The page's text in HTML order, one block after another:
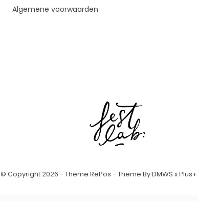
Algemene voorwaarden
© Copyright2026 - Theme RePos - Theme ByDMWS xPlus+